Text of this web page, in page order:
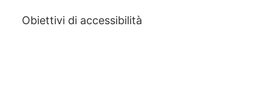
Obiettivi di accessibilità